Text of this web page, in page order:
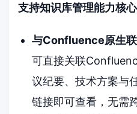
支持知识库管理能力核
与Confluence原生
可直接关联
议纪要、技术方案与
链接即可查看，无需